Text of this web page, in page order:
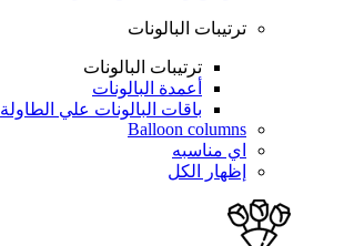
ترتيبات البالونات
ترتيبات البالونات
أعمدة البالونات
باقات البالونات علي الطاولة
Balloon columns
اي مناسبه
إظهار الكل